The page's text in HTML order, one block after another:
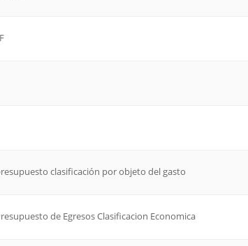
clasificación por objeto del gasto
de Egresos Clasificacion Economica